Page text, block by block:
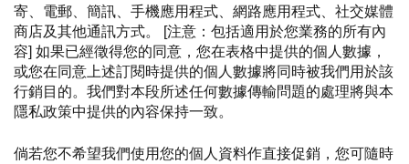
寄、電郵、簡訊、手機應用程式、網路應用程式、社交媒體
商店及其他通訊方式。 [注意：包括適用於您業務的所有內
容] 如果已經徵得您的同意，您在表格中提供的個人數據，
或您在同意上述訂閱時提供的個人數據將同時被我們用於該
行銷目的。我們對本段所述任何數據傳輸問題的處理將與本
隱私政策中提供的內容保持一致。
倘若您不希望我們使用您的個人資料作直接促銷，您可隨時